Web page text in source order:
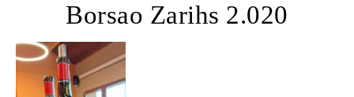
Borsao Zarihs 2.020